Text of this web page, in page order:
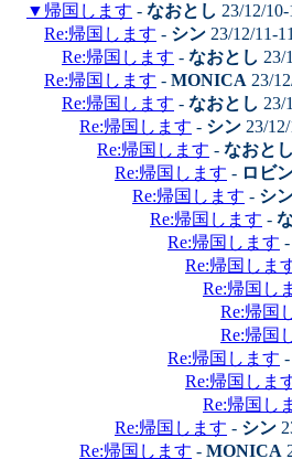
▼ 帰国します - なおとし 23/12/10-
Re:帰国します - シン 23/12/11-
Re:帰国します - なおとし 23/
Re:帰国します - MONICA 23/
Re:帰国します - なおとし 23/
Re:帰国します - シン 23/
Re:帰国します - なおとし
Re:帰国します - ロビ
Re:帰国します - シ
Re:帰国します -
Re:帰国します -
Re:帰国しま
Re:帰国し
Re:帰国
Re:帰国
Re:帰国します -
Re:帰国しま
Re:帰国し
Re:帰国します - シン
Re:帰国します - MONICA